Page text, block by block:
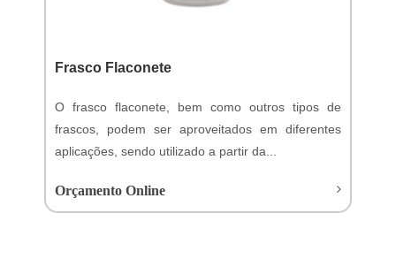
Frasco Flaconete
O frasco flaconete, bem como outros tipos de
frascos, podem ser aproveitados em diferentes
aplicações, sendo utilizado a partir da...
Orçamento Online